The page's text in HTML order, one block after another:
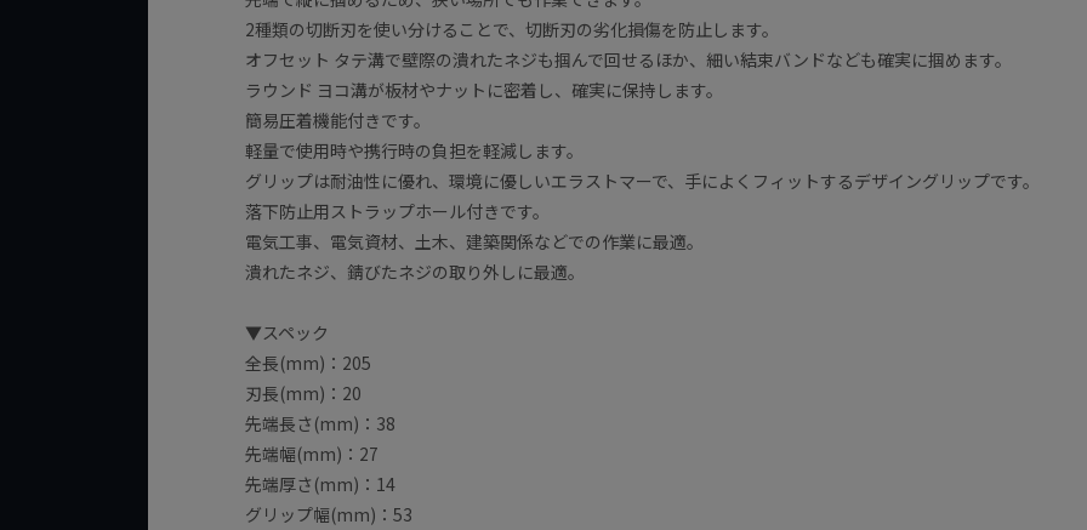
2種類の切断刃を使い分けることで、切断刃の劣化損傷を防止します。
オフセット タテ溝で壁際の潰れたネジも掴んで回せるほか、細い結束バンドなども確実に掴めます。
ラウンド ヨコ溝が板材やナットに密着し、確実に保持します。
簡易圧着機能付きです。
軽量で使用時や携行時の負担を軽減します。
グリップは耐油性に優れ、環境に優しいエラストマーで、手によくフィットするデザイングリップです。
落下防止用ストラップホール付きです。
電気工事、電気資材、土木、建築関係などでの作業に最適。
潰れたネジ、錆びたネジの取り外しに最適。
▼スペック
全長(mm)：205
刃長(mm)：20
先端長さ(mm)：38
先端幅(mm)：27
先端厚さ(mm)：14
グリップ幅(mm)：53